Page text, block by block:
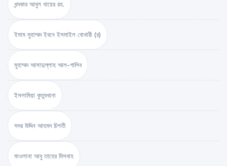
খন্দকার আবুল খায়ের রহ.
ইমাম মুহাম্মদ ইবনে ইসমাইল বোখারী (র)
মুহাম্মদ আসাদুল্লাহ আল-গালিব
ইসলামিয়া কুতুবখানা
সদর উদ্দিন আহমদ চিশতী
মাওলানা আবু তাহের মিসবাহ